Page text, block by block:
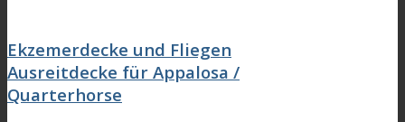
Ekzemerdecke und Fliegen
Ausreitdecke für Appalosa /
Quarterhorse